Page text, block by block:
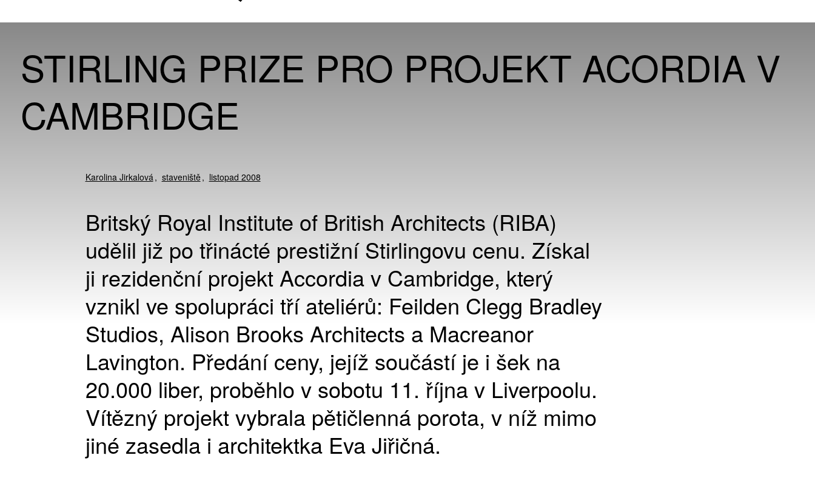
STIRLING PRIZE PRO PROJEKT ACORDIA V
CAMBRIDGE
Karolina Jirkalová staveniště listopad 2008
Britský Royal Institute of British Architects (RIBA)
udělil již po třinácté prestižní Stirlingovu cenu. Získal
ji rezidenční projekt Accordia v Cambridge, který
vznikl ve spolupráci tří ateliérů: Feilden Clegg Bradley
Studios, Alison Brooks Architects a Macreanor
Lavington. Předání ceny, jejíž součástí je i šek na
20.000 liber, proběhlo v sobotu 11. října v Liverpoolu.
Vítězný projekt vybrala pětičlenná porota, v níž mimo
jiné zasedla i architektka Eva Jiřičná.